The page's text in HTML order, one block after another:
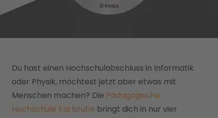
PHKA
Du hast einen Hochschulabschluss in Informatik
oder Physik, möchtest jetzt aber etwas mit
Menschen machen? Die Pädagogische
Hochschule Karlsruhe bringt dich in nur vier